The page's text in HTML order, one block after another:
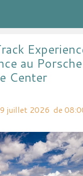
au Porsche
Center
juillet 2026  de